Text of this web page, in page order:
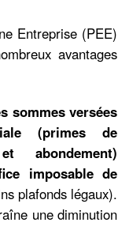
Entreprise (PEE)
avantages
sommes versées
(primes de
abondement)
imposable de
plafonds légaux).
une diminution